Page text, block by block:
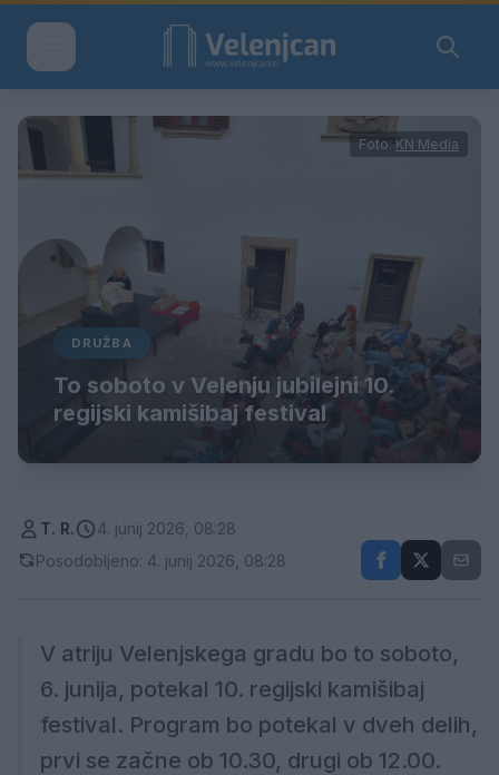
Foto: KN Media
DRUŽBA
To soboto v Velenju jubilejni 10.
regijski kamišibaj festival
T. R.
4. junij 2026, 08:28
Posodobljeno: 4. junij 2026, 08:28
V atriju Velenjskega gradu bo to soboto,
6. junija, potekal 10. regijski kamišibaj
festival. Program bo potekal v dveh delih,
prvi se začne ob 10.30, drugi ob 12.00.